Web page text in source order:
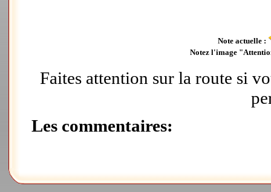
Note actuelle :
Notez l'image
Faites attention sur la route si
Les commentaires: